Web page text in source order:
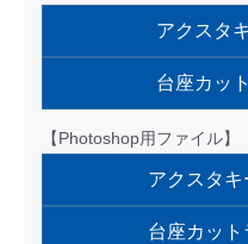
アクスタ
台座カッ
【Photoshop用ファイル】
アクスタ
台座カッ